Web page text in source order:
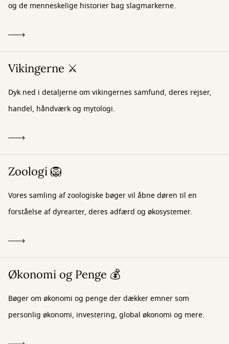
og de menneskelige historier bag slagmarkerne.
Vikingerne ⚔️
Dyk ned i detaljerne om vikingernes samfund, deres rejser,
handel, håndværk og mytologi.
Zoologi 🦁
Vores samling af zoologiske bøger vil åbne døren til en
forståelse af dyrearter, deres adfærd og økosystemer.
Økonomi og Penge 💰
Bøger om økonomi og penge der dækker emner som
personlig økonomi, investering, global økonomi og mere.